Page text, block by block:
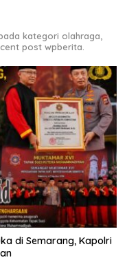
kategori olahraga,
post wpberita.
di Semarang, Kapolri